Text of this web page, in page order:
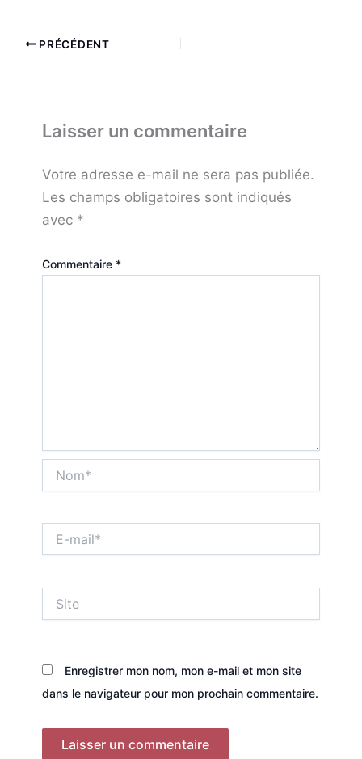
PRÉCÉDENT
Laisser un commentaire
Votre adresse e-mail ne sera pas publiée.
Les champs obligatoires sont indiqués
avec *
Commentaire *
mail*
Enregistrer mon nom, mon e-mail et mon site
dans le navigateur pour mon prochain commentaire.